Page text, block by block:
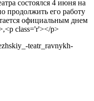
состоялся 4 июня на
продолжить его работу
официальным днем
class='r'></p>
teatr_ravnykh-